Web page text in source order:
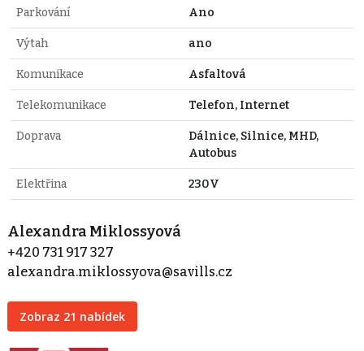
Parkování Ano
Výtah ano
Komunikace Asfaltová
Telekomunikace Telefon, Internet
Doprava
Dálnice, Silnice, MHD,
Autobus
Elektřina 230V
Alexandra Miklossyová
+420 731 917 327
alexandra.miklossyova@savills.cz
Zobraz 21 nabídek